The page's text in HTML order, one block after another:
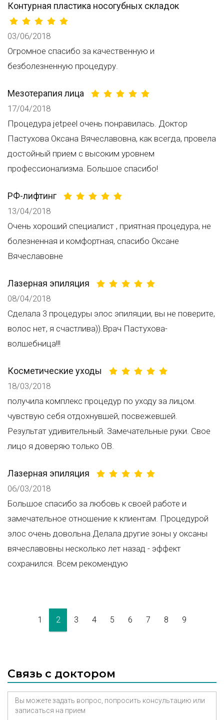
Контурная пластика носогубных складок
03/06/2018
Огромное спасибо за качественную и
безболезненную процедуру.
Мезотерапия лица
17/04/2018
Процедура jetpeel очень понравилась. Доктор
Пастухова Оксана Вячеславовна, как всегда, провела
достойный прием с высоким уровнем
профессионализма. Большое спасибо!
РФ-лифтинг
13/04/2018
Очень хороший специалист , приятная процедура, не
болезненная и комфортная, спасибо Оксане
Вячеславовне
Лазерная эпиляция
08/04/2018
Сделала 3 процедуры элос эпиляции, вы не поверите,
волос нет, я счастлива)).Врач Пастухова-
волшебница!!!
Косметические уходы
18/03/2018
получила комплекс процедур по уходу за лицом.
чувствую себя отдохнувшей, посвежевшей.
Результат удивительный. Замечательные руки. Свое
лицо я доверяю только ОВ.
Лазерная эпиляция
06/03/2018
Большое спасибо за любовь к своей работе и
замечательное отношение к клиентам. Процедурой
элос очень довольна.Делала другие зоны у оксаны
вячеславовны несколько лет назад - эффект
сохранился. Всем рекомендую
1 2 3 4 5 6 7 8 9
Связь с доктором